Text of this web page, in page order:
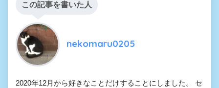
この記事を書いた人
nekomaru0205
2020年12月から好きなことだけすることにしました。 セ